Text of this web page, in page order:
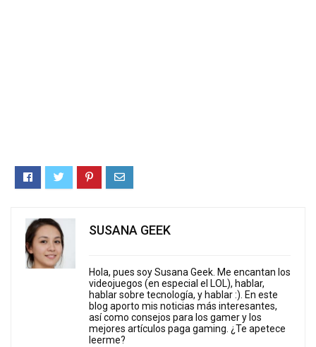
SUSANA GEEK
Hola, pues soy Susana Geek. Me encantan los
videojuegos (en especial el LOL), hablar,
hablar sobre tecnología, y hablar :). En este
blog aporto mis noticias más interesantes,
así como consejos para los gamer y los
mejores artículos paga gaming. ¿Te apetece
leerme?